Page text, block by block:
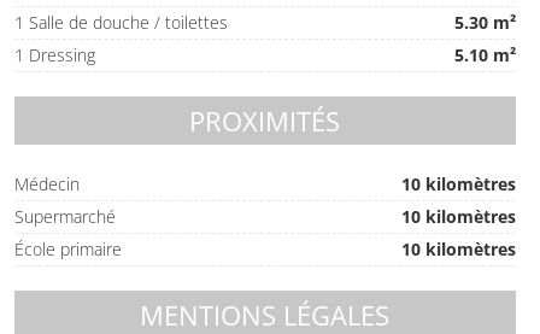
1 Salle de douche / toilettes
5.30 m²
1 Dressing
5.10 m²
PROXIMITÉS
Médecin
10 kilomètres
Supermarché
10 kilomètres
École primaire
10 kilomètres
MENTIONS LÉGALES